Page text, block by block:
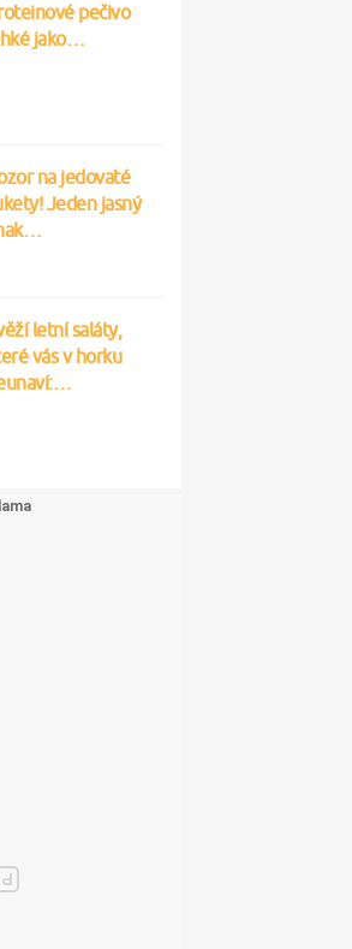
pečivo
jako…
na jedovaté
Jeden jasný
letní saláty,
vás v horku